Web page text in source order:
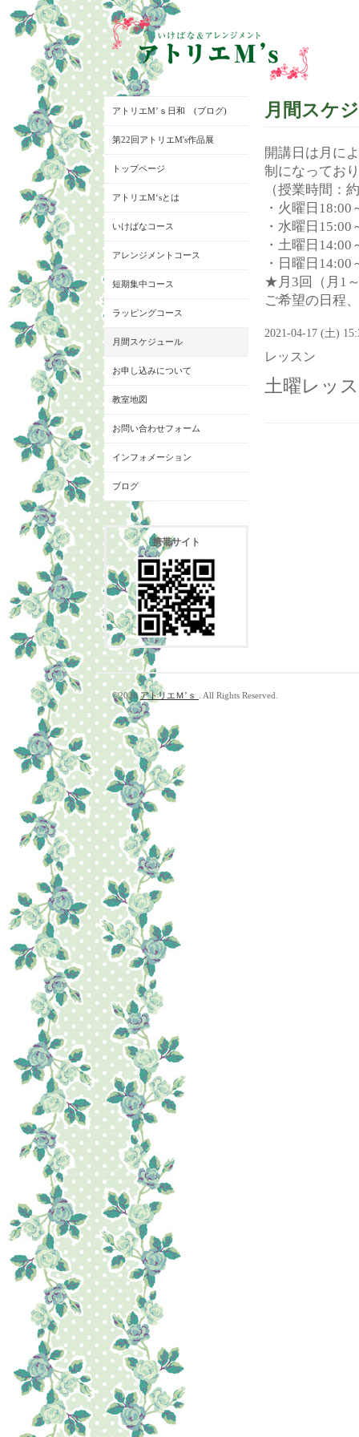
月間スケ
開講日は月に
制になってお
（授業時間：
・火曜日18:00
・水曜日15:00
・土曜日14:00
・日曜日14:00
★月3回（月1
ご希望の日程
2021-04-17 (土)
レッスン
土曜レッ
アトリエM’ｓ日和 (ブログ)
第22回アトリエM's作品展
トップページ
アトリエM‘sとは
いけばなコース
アレンジメントコース
短期集中コース
ラッピングコース
月間スケジュール
お申し込みについて
教室地図
お問い合わせフォーム
インフォメーション
ブログ
携帯サイト
©2026アトリエＭ’ｓ . All Rights Reserved.